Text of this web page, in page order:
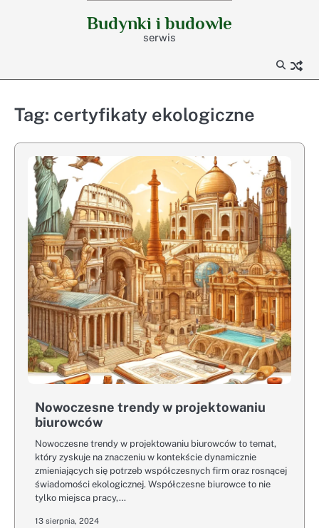
Budynki i budowle
serwis
Tag: certyfikaty ekologiczne
Nowoczesne trendy w projektowaniu
biurowców
Nowoczesne trendy w projektowaniu biurowców to temat,
który zyskuje na znaczeniu w kontekście dynamicznie
zmieniających się potrzeb współczesnych firm oraz rosnącej
świadomości ekologicznej. Współczesne biurowce to nie
tylko miejsca pracy,…
13 sierpnia, 2024